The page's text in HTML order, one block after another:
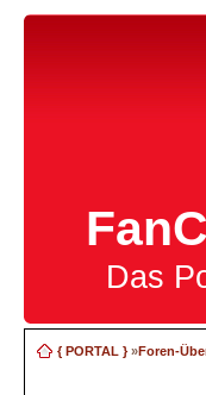
Das
{ PORTAL }»Foren-